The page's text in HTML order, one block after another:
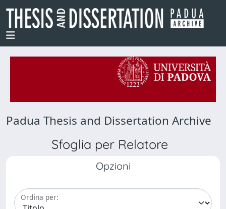
Padua Thesis and Dissertation Archive
Sfoglia per Relatore
Opzioni
Ordina per: